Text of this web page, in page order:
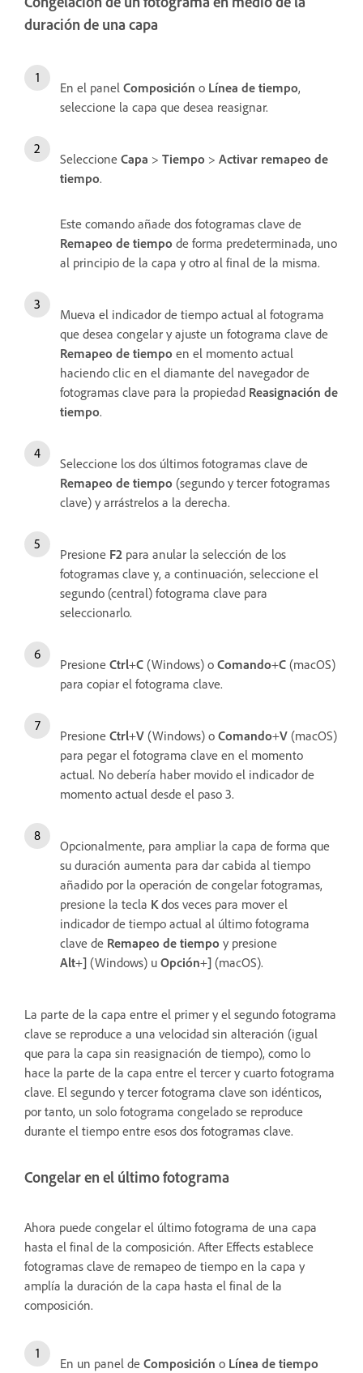
duración de una capa
En el panel Composición o Línea de tiempo,
seleccione la capa que desea reasignar.
Seleccione Capa > Tiempo > Activar remapeo de
tiempo.
Este comando añade dos fotogramas clave de
Remapeo de tiempo de forma predeterminada, uno
al principio de la capa y otro al final de la misma.
Mueva el indicador de tiempo actual al fotograma
que desea congelar y ajuste un fotograma clave de
Remapeo de tiempo en el momento actual
haciendo clic en el diamante del navegador de
fotogramas clave para la propiedad Reasignación de
tiempo.
Seleccione los dos últimos fotogramas clave de
Remapeo de tiempo (segundo y tercer fotogramas
clave) y arrástrelos a la derecha.
Presione F2 para anular la selección de los
fotogramas clave y, a continuación, seleccione el
segundo (central) fotograma clave para
seleccionarlo.
Presione Ctrl+C (Windows) o Comando+C (macOS)
para copiar el fotograma clave.
Presione Ctrl+V (Windows) o Comando+V (macOS)
para pegar el fotograma clave en el momento
actual. No debería haber movido el indicador de
momento actual desde el paso 3.
Opcionalmente, para ampliar la capa de forma que
su duración aumenta para dar cabida al tiempo
añadido por la operación de congelar fotogramas,
presione la tecla Kdos veces para mover el
indicador de tiempo actual al último fotograma
clave de Remapeo de tiempo y presione
Alt+] (Windows) u Opción+] (macOS).
La parte de la capa entre el primer y el segundo fotograma
clave se reproduce a una velocidad sin alteración (igual
que para la capa sin reasignación de tiempo), como lo
hace la parte de la capa entre el tercer y cuarto fotograma
clave. El segundo y tercer fotograma clave son idénticos,
por tanto, un solo fotograma congelado se reproduce
durante el tiempo entre esos dos fotogramas clave.
Congelar en el último fotograma
Ahora puede congelar el último fotograma de una capa
hasta el final de la composición. After Effects establece
fotogramas clave de remapeo de tiempo en la capa y
amplía la duración de la capa hasta el final de la
composición.
En un panel de Composición o Línea de tiempo